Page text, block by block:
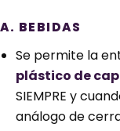
A. BEBIDAS
Se permite la
plástico de
SIEMPRE y
análogo de